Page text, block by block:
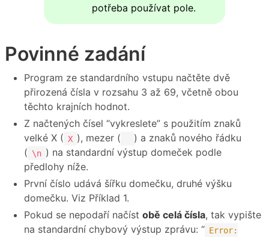
potřeba používat pole.
Povinné zadání
Program ze standardního vstupu načtěte dvě
přirozená čísla v rozsahu 3 až 69, včetně obou
těchto krajních hodnot.
Z načtených čísel “vykreslete” s použitím znaků
velké X ( X ), mezer (
) a znaků nového řádku
( \n ) na standardní výstup domeček podle
předlohy níže.
První číslo udává šířku domečku, druhé výšku
domečku. Viz Příklad 1.
Pokud se nepodaří načíst obě celá čísla, tak vypište
na standardní chybový výstup zprávu: “ Error: